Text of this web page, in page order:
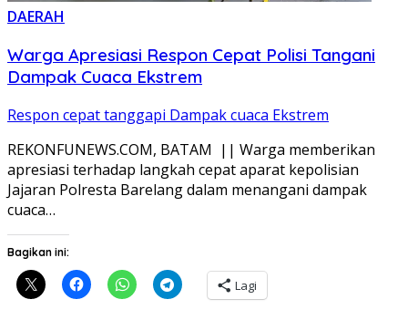
DAERAH
Warga Apresiasi Respon Cepat Polisi Tangani
Dampak Cuaca Ekstrem
Respon cepat tanggapi Dampak cuaca Ekstrem
REKONFUNEWS.COM, BATAM || Warga memberikan
apresiasi terhadap langkah cepat aparat kepolisian
Jajaran Polresta Barelang dalam menangani dampak
cuaca…
Bagikan ini:
Lagi